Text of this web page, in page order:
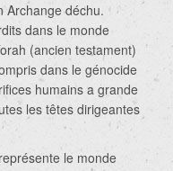
Archange déchu.
dans le monde
(ancien testament)
dans le génocide
humains a grande
les têtes dirigeantes
le monde